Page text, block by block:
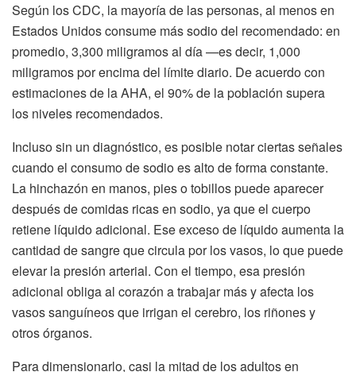
Según los CDC, la mayoría de las personas, al menos en
Estados Unidos consume más sodio del recomendado: en
promedio, 3,300 miligramos al día —es decir, 1,000
miligramos por encima del límite diario. De acuerdo con
estimaciones de la AHA, el 90% de la población supera
los niveles recomendados.
Incluso sin un diagnóstico, es posible notar ciertas señales
cuando el consumo de sodio es alto de forma constante.
La hinchazón en manos, pies o tobillos puede aparecer
después de comidas ricas en sodio, ya que el cuerpo
retiene líquido adicional. Ese exceso de líquido aumenta la
cantidad de sangre que circula por los vasos, lo que puede
elevar la presión arterial. Con el tiempo, esa presión
adicional obliga al corazón a trabajar más y afecta los
vasos sanguíneos que irrigan el cerebro, los riñones y
otros órganos.
Para dimensionarlo, casi la mitad de los adultos en